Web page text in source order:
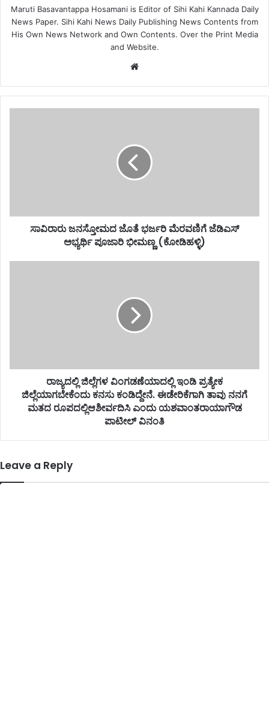
Maruti Basavantappa Hosamani is Editor of Sihi Kahi Kannada Daily
News Paper. Sihi Kahi News Daily Publishing News Contents from
His Own News Network and Own Contents. Over the Print Media
and Website.
Website
ಸಾವಿರಾರು ಜನಸ್ತೋಮದ ಜೊತೆ ಭರ್ಜರಿ ಮೆರವಣಿಗೆ ಜೆಡಿಎಸ್
ಅಭ್ಯರ್ಥಿ ಪೂಜಾರಿ ಭೀಮಣ್ಣ (ಕೋಡಿಹಳ್ಳಿ)
ರಾಜ್ಯದಲ್ಲಿ ಜಿಲ್ಲೆಗಳ ವಿಂಗಡಣೆಯಾದಲ್ಲಿ ಇಂಡಿ ಪ್ರತ್ಯೇಕ
ಜಿಲ್ಲೆಯಾಗಬೇಕೆಂದು ಕನಸು ಕಂಡಿದ್ದೇನೆ. ಈಡೇರಿಕೆಗಾಗಿ ತಾವು ನನಗೆ
ಮತದ ರೂಪದಲ್ಲಿಆಶೀರ್ವದಿಸಿ ಎಂದು ಯಶವಾಂತರಾಯಾಗೌಡ
ಪಾಟೀಲ್ ವಿನಂತಿ
Leave a Reply